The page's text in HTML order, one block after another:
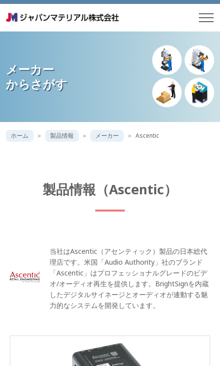
メーカー
からさがす
ホーム 製品情報 メーカー Ascentic
製品情報（Ascentic）
当社はAscentic（アセンティック）製品の日本総代
理店です。米国「Audio Authority」社のブランド
「Ascentic」はプロフェッショナルグレードのビデ
オ/オーディオ再生を提供します。BrightSignを内蔵
したデジタルサイネージとオーディオが連動する魅
力的なシステムを開発しています。